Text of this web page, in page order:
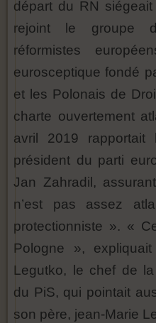
départ du RN
rejoint le groupe
réformistes
eurosceptique fondé
et les Polonais de
charte ouvertement
avril 2019 rapportait
président du parti
Jan Zahradil,
n’est pas assez
protectionniste ». «
Pologne »,
Legutko, le chef de
du PiS, qui pointait
son père, jean-Marie